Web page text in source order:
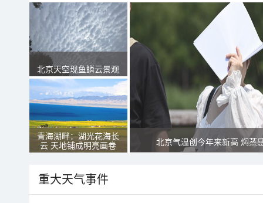
北京天空现鱼鳞云景观
青海湖畔：湖光花海长
云 天地铺成明亮画卷
北京气温创今年来新高 焖蒸
重大天气事件